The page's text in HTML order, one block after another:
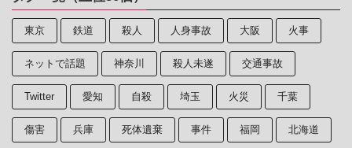
東京 鉄道 殺人 人身事故 大阪 火事
ネットで話題 神奈川 殺人未遂 交通事故
Twitter 愛知 自殺 埼玉 火災 千葉
傷害 兵庫 死体遺棄 事件 福岡 北海道